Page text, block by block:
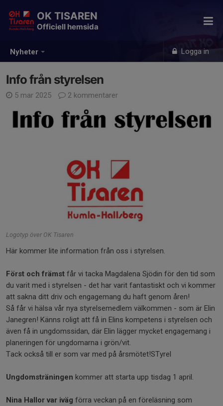
Nyheter Logga in
OK TISAREN
Officiell hemsida
Info från styrelsen
5 mar 2025 2 kommentarer
Logotyp över OK Tisaren
Här kommer lite information från oss i styrelsen.
Först och främst får vi tacka Magdalena Sjödin för den tid som
du varit med i styrelsen - det har varit fantastiskt och vi kommer
att sakna ditt driv och engagemang du haft genom åren!
Så får vi hälsa vår nya styrelsemedlem välkommen - som är Elin
Janegren! Känns roligt att få in Elins kompetens i styrelsen och
även få in ungdomssidan, där Elin lägger mycket engagemang i
planeringen för ungdomarna i grön/vit.
Tack också till er som var med på årsmötet!STyrel
Ungdomsträningen kommer att starta upp tisdag 1 april.
Nina Hallor var iväg förra veckan på en föreläsning som